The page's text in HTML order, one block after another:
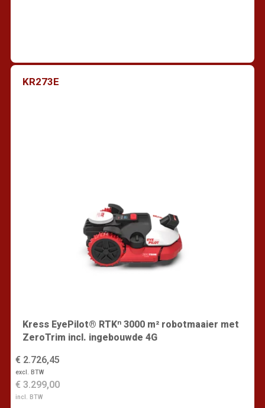
KR273E
Kress EyePilot® RTKⁿ 3000 m² robotmaaier met
ZeroTrim incl. ingebouwde 4G
€ 2.726,45
excl. BTW
€ 3.299,00
incl. BTW